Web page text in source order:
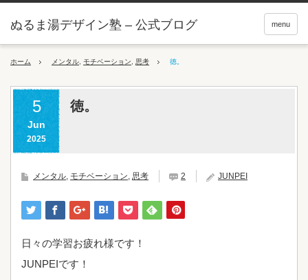
menu
ぬるま湯デザイン塾 – 公式ブログ
ホーム メンタル モチベーション 思考 徳。
5
Jun
2025
徳。
メンタル, モチベーション, 思考 2 JUNPEI
日々の学習お疲れ様です！
JUNPEIです！